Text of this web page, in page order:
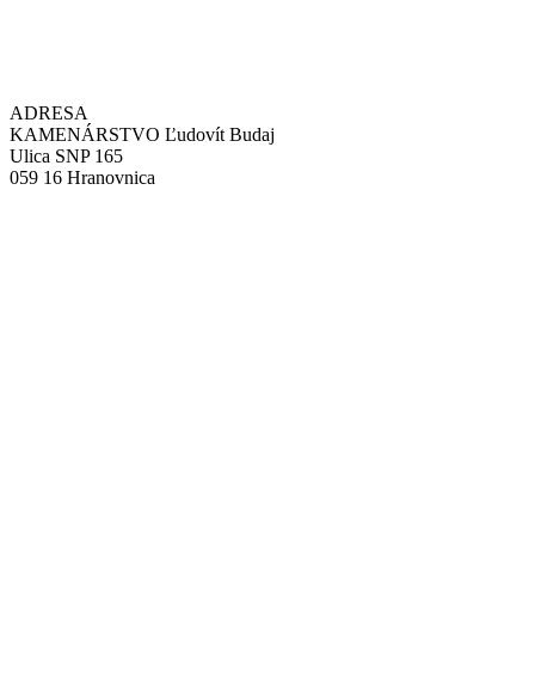
ADRESA
KAMENÁRSTVO Ľudovít Budaj
Ulica SNP 165
059 16 Hranovnica